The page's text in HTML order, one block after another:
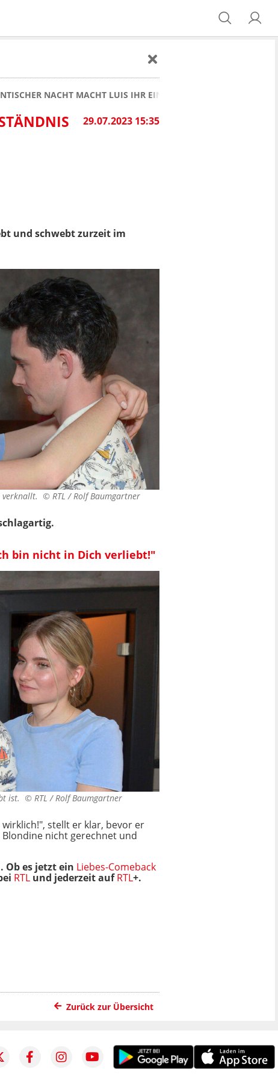
NACHT MACHT LUIS IHR EIN GESTÄNDNIS
29.07.2023 15:35
und schwebt zurzeit im
verknallt. © RTL / Rolf Baumgartner
bin nicht in Dich verliebt!"
ist. © RTL / Rolf Baumgartner
stellt er klar, bevor er
nicht gerechnet und
Ob es jetzt ein Liebes-Comeback
RTL und jederzeit aufRTL+.
Zurück zur Übersicht